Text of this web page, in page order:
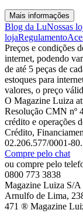
Mais informações
Blog da LuNossas
lojaRegulamento
Preços e condições
internet, podendo
de até 5 peças de
estoques para
valores, o preço
O Magazine Luiza
Resolução CMN nº
crédito e operações
Crédito,
02.206.577/0001-80.
Compre pelo chat
ou compre pelo
0800 773 3838
Magazine Luiza S/A
Arnulfo de Lima,
471 ® Magazine